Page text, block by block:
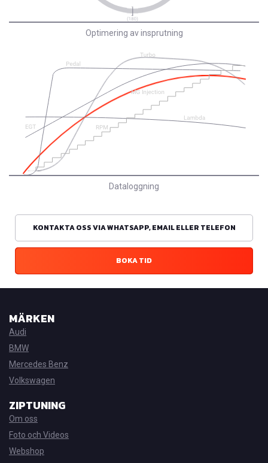
Optimering av insprutning
Dataloggning
KONTAKTA OSS VIA WHATSAPP, EMAIL ELLER TELEFON
BOKA TID
MÄRKEN
Audi
BMW
Mercedes Benz
Volkswagen
ZIPTUNING
Om oss
Foto och Videos
Webshop